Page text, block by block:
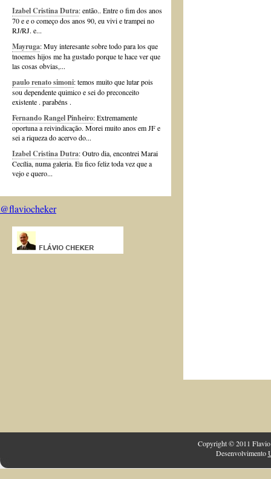
Izabel Cristina Dutra: então.. Entre o fim dos anos
70 e e o começo dos anos 90, eu vivi e trampei no
RJ/RJ. e...
Mayruga: Muy interesante sobre todo para los que
tnoemes hijos me ha gustado porque te hace ver que
las cosas obvias,...
paulo renato simoni: temos muito que lutar pois
sou dependente quimico e sei do preconceito
existente . parabéns .
Fernando Rangel Pinheiro: Extremamente
oportuna a reivindicação. Morei muito anos em JF e
sei a riqueza do acervo do...
Izabel Cristina Dutra: Outro dia, encontrei Marai
Cecília, numa galeria. Eu fico feliz toda vez que a
vejo e quero...
@flaviocheker
Copyright © 2011 Flavio
Desenvolvimento